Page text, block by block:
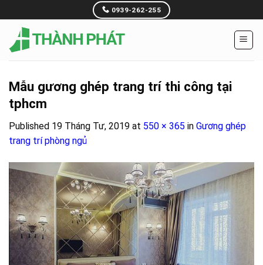
to
content
0939-262-255
Mẫu gương ghép trang trí thi công tại
tphcm
Published 19 Tháng Tư, 2019 at 550 × 365 in Gương ghép
trang trí phòng ngủ